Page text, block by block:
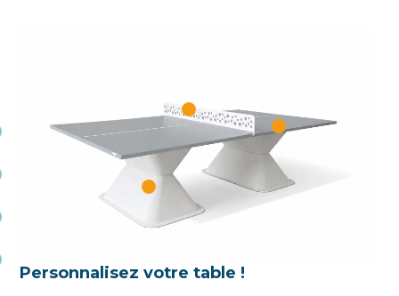
Personnalisez votre table !